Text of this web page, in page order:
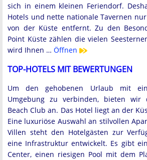
sich in einem kleinen Feriendorf.
Hotels und nette nationale Tavernen
von der Küste entfernt. Zu den
Point Küste zählen die vielen
wird Ihnen … Öffnen
TOP-HOTELS MIT BEWERTUNGEN
Um den gehobenen Urlaub mit
Umgebung zu verbinden, bieten wir
Beach Club an. Das Hotel liegt an der
Eine luxuriöse Auswahl an stilvollen
Villen steht den Hotelgästen zur
eine Infrastruktur entwickelt. Es gibt
Center, einen riesigen Pool mit dem